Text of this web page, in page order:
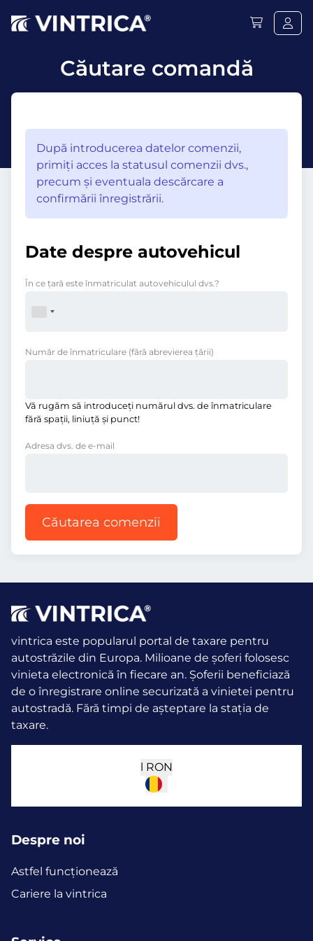
Căutare comandă
După introducerea datelor comenzii,
primiţi acces la statusul comenzii dvs.,
precum şi eventuala descărcare a
confirmării înregistrării.
Date despre autovehicul
În ce ţară este înmatriculat autovehiculul dvs.?
Număr de înmatriculare (fără abrevierea ţării)
Vă rugăm să introduceţi numărul dvs. de înmatriculare
fără spații, liniuţă și punct!
Adresa dvs. de e-mail
Căutarea comenzii
vintrica este popularul portal de taxare pentru
autostrăzile din Europa. Milioane de șoferi folosesc
vinieta electronică în fiecare an. Șoferii beneficiază
de o înregistrare online securizată a vinietei pentru
autostradă. Fără timpi de așteptare la stația de
taxare.
l RON
Despre noi
Astfel funcţionează
Cariere la vintrica